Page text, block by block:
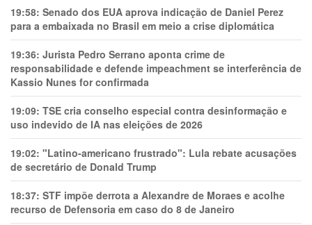
19:58: Senado dos EUA aprova indicação de Daniel Perez
para a embaixada no Brasil em meio a crise diplomática
19:36: Jurista Pedro Serrano aponta crime de
responsabilidade e defende impeachment se interferência de
Kassio Nunes for confirmada
19:09: TSE cria conselho especial contra desinformação e
uso indevido de IA nas eleições de 2026
19:02: "Latino-americano frustrado": Lula rebate acusações
de secretário de Donald Trump
18:37: STF impõe derrota a Alexandre de Moraes e acolhe
recurso de Defensoria em caso do 8 de Janeiro